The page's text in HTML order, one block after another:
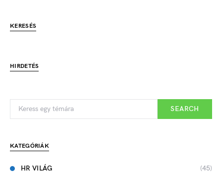
KERESÉS
HIRDETÉS
SEARCH
KATEGÓRIÁK
HR VILÁG (45)